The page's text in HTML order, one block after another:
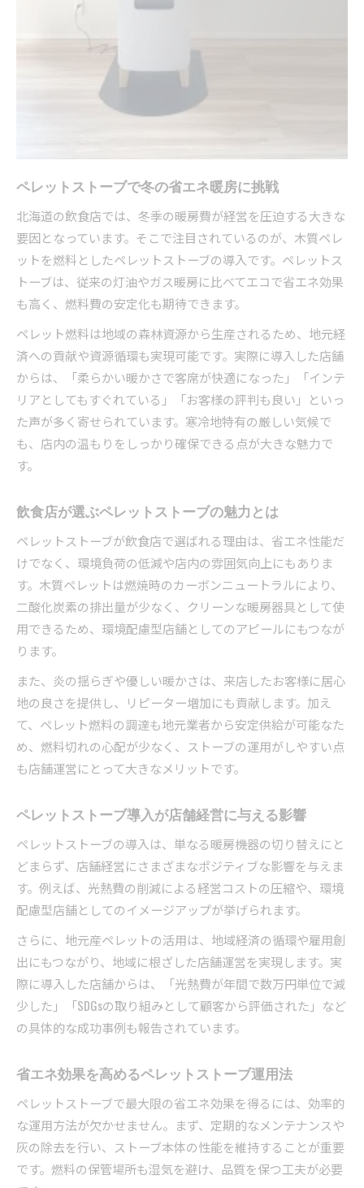
ペレット燃料の入手先選びと安定供給対策
燃料不足を防ぐ飲食店のペレットストーブ管理
冬の経営課題に強い味方ペレットストーブの効果
ペレットストーブで冬場の経営課題を解決
飲食店経営に役立つペレットストーブの強み
冬季営業の安定化を支えるペレットストーブ
ペレットストーブ活用で利益率向上を狙う
省エネ暖房を叶える北海道ならではの選択肢
ペレットストーブが北海道で選ばれる理由
省エネ暖房の新定番ペレットストーブで快適に
北海道の飲食店に最適なペレットストーブ提案
ペレットストーブと寒冷地経営の相性を解説
省エネと快適さを両立するペレットストーブ
ペレットストーブで冬の省エネ暖房に挑戦
北海道の飲食店では、冬季の暖房費が経営を圧迫する大きな
要因となっています。そこで注目されているのが、木質ペレ
ットを燃料としたペレットストーブの導入です。ペレットス
トーブは、従来の灯油やガス暖房に比べてエコで省エネ効果
も高く、燃料費の安定化も期待できます。
ペレット燃料は地域の森林資源から生産されるため、地元経
済への貢献や資源循環も実現可能です。実際に導入した店舗
からは、「柔らかい暖かさで客席が快適になった」「インテ
リアとしてもすぐれている」「お客様の評判も良い」といっ
た声が多く寄せられています。寒冷地特有の厳しい気候で
も、店内の温もりをしっかり確保できる点が大きな魅力で
す。
飲食店が選ぶペレットストーブの魅力とは
ペレットストーブが飲食店で選ばれる理由は、省エネ性能だ
けでなく、環境負荷の低減や店内の雰囲気向上にもありま
す。木質ペレットは燃焼時のカーボンニュートラルにより、
二酸化炭素の排出量が少なく、クリーンな暖房器具として使
用できるため、環境配慮型店舗としてのアピールにもつなが
ります。
また、炎の揺らぎや優しい暖かさは、来店したお客様に居心
地の良さを提供し、リピーター増加にも貢献します。加え
て、ペレット燃料の調達も地元業者から安定供給が可能なた
め、燃料切れの心配が少なく、ストーブの運用がしやすい点
も店舗運営にとって大きなメリットです。
ペレットストーブ導入が店舗経営に与える影響
ペレットストーブの導入は、単なる暖房機器の切り替えにと
どまらず、店舗経営にさまざまなポジティブな影響を与えま
す。例えば、光熱費の削減による経営コストの圧縮や、環境
配慮型店舗としてのイメージアップが挙げられます。
さらに、地元産ペレットの活用は、地域経済の循環や雇用創
出にもつながり、地域に根ざした店舗運営を実現します。実
際に導入した店舗からは、「光熱費が年間で数万円単位で減
少した」「SDGsの取り組みとして顧客から評価された」など
の具体的な成功事例も報告されています。
省エネ効果を高めるペレットストーブ運用法
ペレットストーブで最大限の省エネ効果を得るには、効率的
な運用方法が欠かせません。まず、定期的なメンテナンスや
灰の除去を行い、ストーブ本体の性能を維持することが重要
です。燃料の保管場所も湿気を避け、品質を保つ工夫が必要